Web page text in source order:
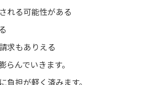
れる可能性がある
求もありえる
んでいきます。
負担が軽く済みます。